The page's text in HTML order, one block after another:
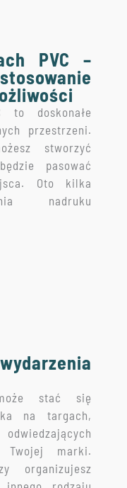
PVC –
to doskonałe
przestrzeni.
stworzyć
pasować
Oto kilka
nadruku
stać się
na targach,
Twojej marki.
organizujesz